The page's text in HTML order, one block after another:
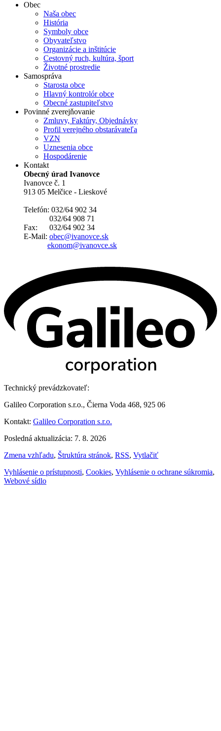
Obec
Naša obec
História
Symboly obce
Obyvateľstvo
Organizácie a inštitúcie
Cestovný ruch, kultúra, šport
Životné prostredie
Samospráva
Starosta obce
Hlavný kontrolór obce
Obecné zastupiteľstvo
Povinné zverejňovanie
Zmluvy, Faktúry, Objednávky
Profil verejného obstarávateľa
VZN
Uznesenia obce
Hospodárenie
Kontakt
Obecný úrad Ivanovce
Ivanovce č. 1
913 05 Melčice - Lieskové
Telefón: 032/64 902 34
032/64 908 71
Fax: 032/64 902 34
E-Mail: obec@ivanovce.sk
ekonom@ivanovce.sk
Technický prevádzkovateľ:
Galileo Corporation s.r.o., Čierna Voda 468, 925 06
Kontakt: Galileo Corporation s.r.o.
Posledná aktualizácia: 7. 8. 2026
Zmena vzhľadu, Štruktúra stránok, RSS, Vytlačiť
Vyhlásenie o prístupnosti, Cookies, Vyhlásenie o ochrane súkromia,
Webové sídlo